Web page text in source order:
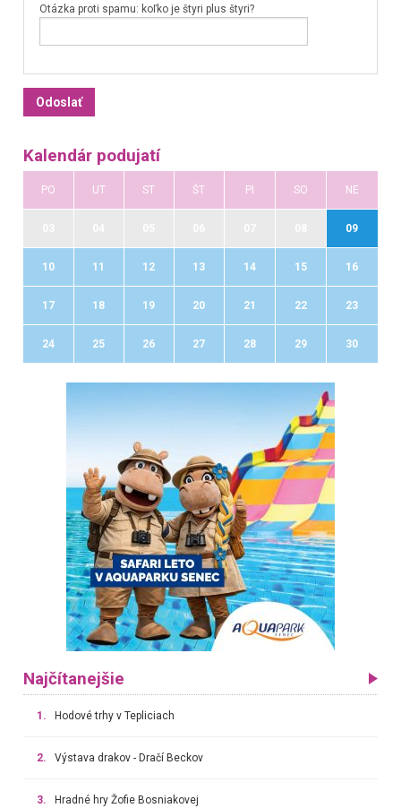
Otázka proti spamu: koľko je štyri plus štyri?
Kalendár podujatí
PO UT ST ŠT PI SO NE
09
10 11 12 13 14 15 16
17 18 19 20 21 22 23
24 25 26 27 28 29 30
Najčítanejšie
1. Hodové trhy v Tepliciach
2. Výstava drakov - Dračí Beckov
3. Hradné hry Žofie Bosniakovej